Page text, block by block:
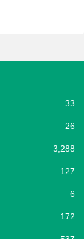
33
26
3,288
127
6
172